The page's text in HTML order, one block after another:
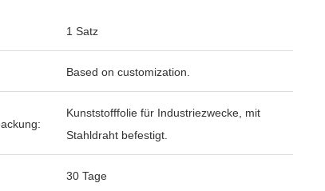
1 Satz
Based on customization.
Kunststofffolie für Industriezwecke, mit
Stahldraht befestigt.
30 Tage